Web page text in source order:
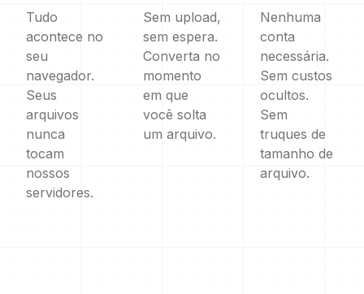
Tudo
acontece no
seu
navegador.
Seus
arquivos
nunca
tocam
nossos
servidores.
Sem upload,
sem espera.
Converta no
momento
em que
você solta
um arquivo.
Nenhuma
conta
necessária.
Sem custos
ocultos.
Sem
truques de
tamanho de
arquivo.